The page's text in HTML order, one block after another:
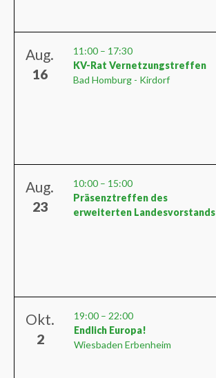
Aug.
16
11:00 – 17:30
KV-Rat Vernetzungstreffen
Bad Homburg - Kirdorf
Aug.
23
10:00 – 15:00
Präsenztreffen des
erweiterten Landesvorstands
Okt.
2
19:00 – 22:00
Endlich Europa!
Wiesbaden Erbenheim